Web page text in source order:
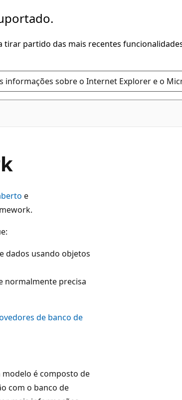
partido das mais recentes
informações sobre o Internet Explorer e o
e
dados usando objetos
normalmente precisa
de banco de
modelo é composto de
com o banco de